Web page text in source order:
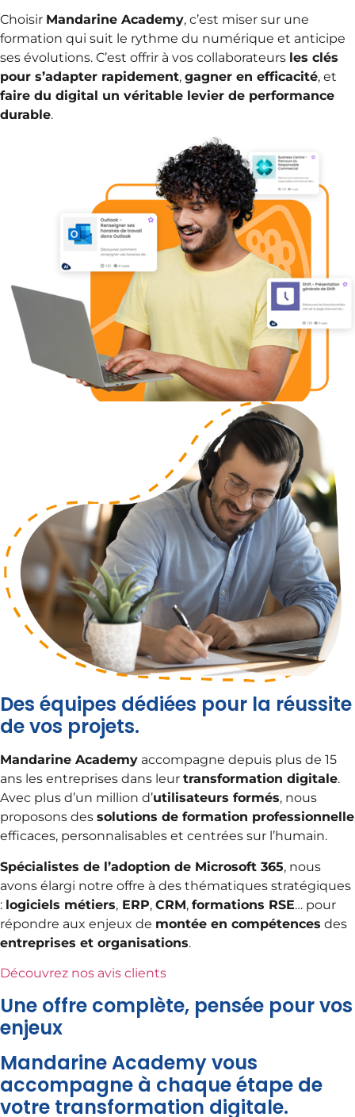
Choisir Mandarine Academy, c’est miser sur une
formation qui suit le rythme du numérique et anticipe
ses évolutions. C’est offrir à vos collaborateurs les clés
pour s’adapter rapidement, gagner en efficacité, et
faire du digital un véritable levier de performance
durable.
Des équipes dédiées pour la réussite
de vos projets.
Mandarine Academy accompagne depuis plus de 15
ans les entreprises dans leur transformation digitale.
Avec plus d’un million d’utilisateurs formés, nous
proposons des solutions de formation professionnelle
efficaces, personnalisables et centrées sur l’humain.
Spécialistes de l’adoption de Microsoft 365, nous
avons élargi notre offre à des thématiques stratégiques
: logiciels métiers, ERP, CRM, formations RSE… pour
répondre aux enjeux de montée en compétences des
entreprises et organisations.
Découvrez nos avis clients
Une offre complète, pensée pour vos
enjeux
Mandarine Academy vous
accompagne à chaque étape de
votre transformation digitale.